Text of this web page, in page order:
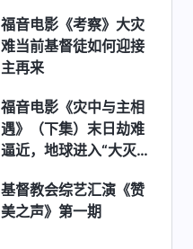
福音电影《考察》大灾
难当前基督徒如何迎接
主再来
福音电影《灾中与主相
遇》（下集）末日劫难
逼近，地球进入“大灭绝
时，你准备好逃生了
吗？
基督教会综艺汇演《赞
美之声》第一期